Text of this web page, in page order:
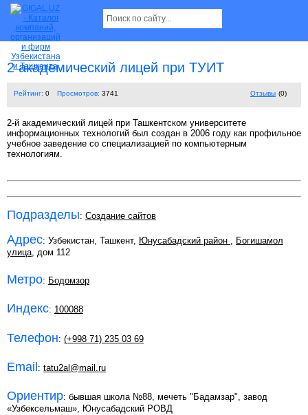
2 академический лицей при ТУИТ
Рейтинг: 0 Просмотров: 3741 Отзывы (0)
2-й академический лицей при Ташкентском университете
информационных технологий был создан в 2006 году как профильное
учебное заведение со специализацией по компьютерным
технологиям.
Подразделы: Создание сайтов
Адрес: Узбекистан, Ташкент, Юнусабадский район , Богишамол
улица, дом 112
Метро: Бодомзор
Индекс: 100088
Телефон: (+998 71) 235 03 69
Email : tatu2al@mail.ru
Ориентир: бывшая школа №88, мечеть "Бадамзар", завод
«Узбексельмаш», Юнусабадский РОВД